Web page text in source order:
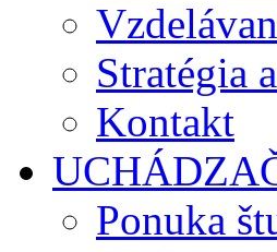
Stratégia
Kontakt
Ponuka